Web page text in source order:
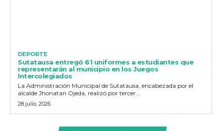
DEPORTE
Sutatausa entregó 61 uniformes a estudiantes que
representarán al municipio en los Juegos
Intercolegiados
La Administración Municipal de Sutatausa, encabezada por el
alcalde Jhonatan Ojeda, realizó por tercer...
28 julio, 2026